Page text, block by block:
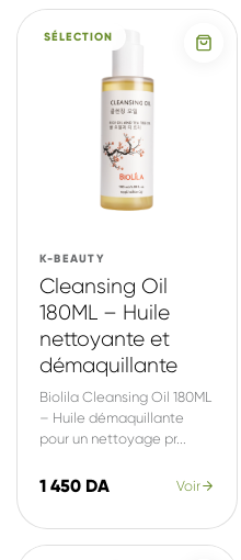
SÉLECTION
K-BEAUTY
Cleansing Oil
180ML – Huile
nettoyante et
démaquillante
Biolila Cleansing Oil 180ML
– Huile démaquillante
pour un nettoyage pr...
1 450 DA Voir